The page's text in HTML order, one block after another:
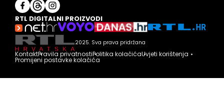
RTL DIGITALNI PROIZVODI
2025. Sva prava pridržana
KontaktPravila privatnostiPolitika kolačićaUvjeti korištenja
Promijeni postavke kolačića